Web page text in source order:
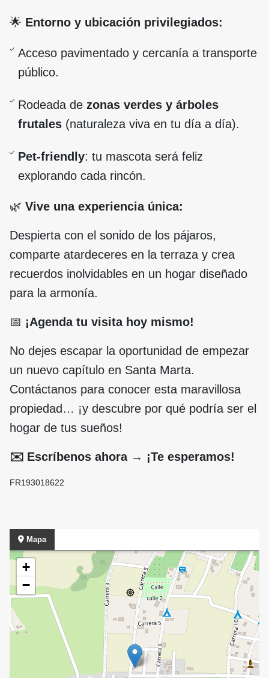
🌟 Entorno y ubicación privilegiados:
Acceso pavimentado y cercanía a transporte
público.
Rodeada de zonas verdes y árboles
frutales (naturaleza viva en tu día a día).
Pet-friendly: tu mascota será feliz
explorando cada rincón.
🌿 Vive una experiencia única:
Despierta con el sonido de los pájaros,
comparte atardeceres en la terraza y crea
recuerdos inolvidables en un hogar diseñado
para la armonía.
📅 ¡Agenda tu visita hoy mismo!
No dejes escapar la oportunidad de empezar
un nuevo capítulo en Santa Marta.
Contáctanos para conocer esta maravillosa
propiedad… ¡y descubre por qué podría ser el
hogar de tus sueños!
✉️ Escríbenos ahora → ¡Te esperamos!
FR193018622
Mapa
+
−